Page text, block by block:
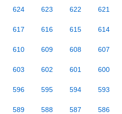
624 623 622 621
617 616 615 614
610 609 608 607
603 602 601 600
596 595 594 593
589 588 587 586